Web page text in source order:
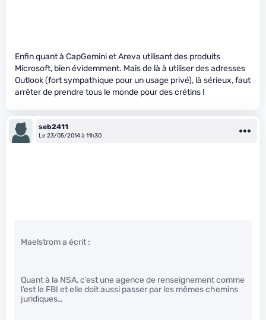
Enfin quant à CapGemini et Areva utilisant des produits
Microsoft, bien évidemment. Mais de là à utiliser des adresses
Outlook (fort sympathique pour un usage privé), là sérieux, faut
arrêter de prendre tous le monde pour des crétins !
seb2411
Le 23/05/2014 à 11h30
Maelstrom a écrit :
Quant à la NSA, c’est une agence de renseignement comme
l’est le FBI et elle doit aussi passer par les mêmes chemins
juridiques…